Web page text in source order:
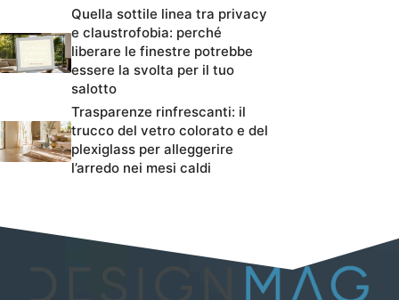
Quella sottile linea tra privacy
e claustrofobia: perché
liberare le finestre potrebbe
essere la svolta per il tuo
salotto
Trasparenze rinfrescanti: il
trucco del vetro colorato e del
plexiglass per alleggerire
l’arredo nei mesi caldi